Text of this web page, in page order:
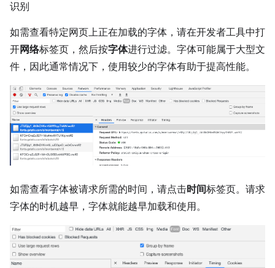
识别
如需查看特定网页上正在加载的字体，请在开发者工具中打
开网络标签页，然后按字体进行过滤。字体可能属于大型文
件，因此通常情况下，使用较少的字体有助于提高性能。
如需查看字体被请求所需的时间，请点击时间标签页。请求
字体的时机越早，字体就能越早加载和使用。